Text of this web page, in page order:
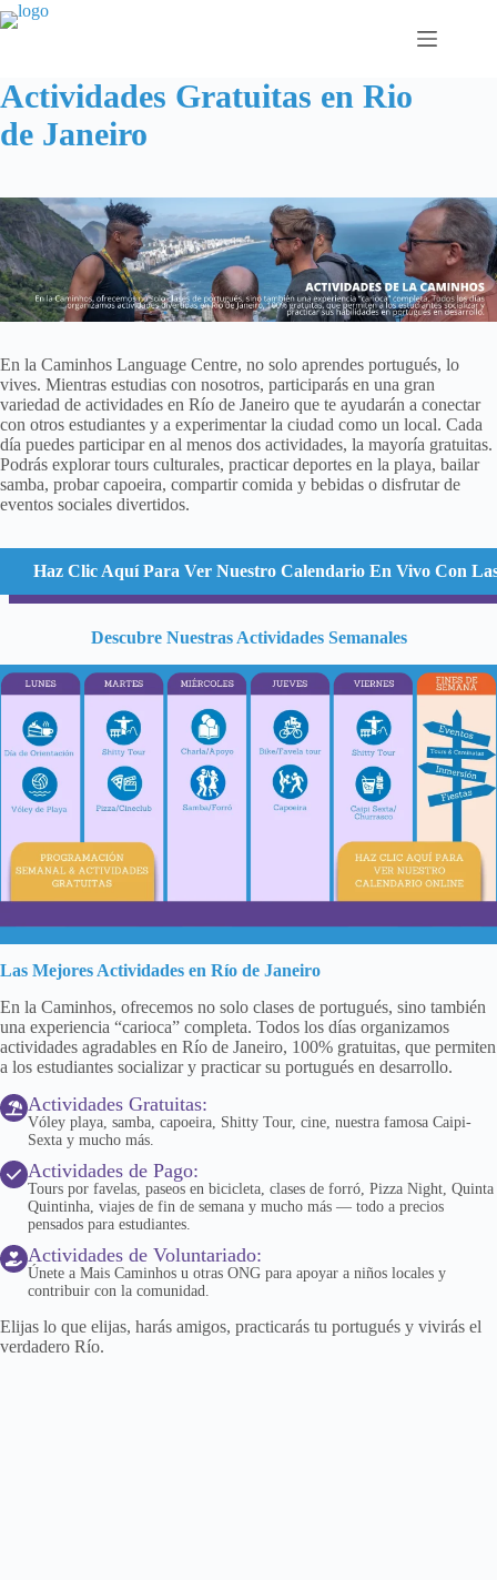
Saltar
al
Actividades Gratuitas en Rio
de Janeiro
En la Caminhos Language Centre, no solo aprendes portugués, lo
vives. Mientras estudias con nosotros, participarás en una gran
variedad de actividades en Río de Janeiro que te ayudarán a conectar
con otros estudiantes y a experimentar la ciudad como un local. Cada
día puedes participar en al menos dos actividades, la mayoría gratuitas.
Podrás explorar tours culturales, practicar deportes en la playa, bailar
samba, probar capoeira, compartir comida y bebidas o disfrutar de
eventos sociales divertidos.
Haz Clic Aquí Para Ver Nuestro Calendario En Vivo Con
Descubre Nuestras Actividades Semanales
Las Mejores Actividades en Río de Janeiro
En la Caminhos, ofrecemos no solo clases de portugués, sino también
una experiencia “carioca” completa. Todos los días organizamos
actividades agradables en Río de Janeiro, 100% gratuitas, que permiten
a los estudiantes socializar y practicar su portugués en desarrollo.
Actividades Gratuitas:
Vóley playa, samba, capoeira, Shitty Tour, cine, nuestra famosa Caipi-
Sexta y mucho más.
Actividades de Pago:
Tours por favelas, paseos en bicicleta, clases de forró, Pizza Night, Quinta
Quintinha, viajes de fin de semana y mucho más — todo a precios
pensados para estudiantes.
Actividades de Voluntariado:
Únete a Mais Caminhos u otras ONG para apoyar a niños locales y
contribuir con la comunidad.
Elijas lo que elijas, harás amigos, practicarás tu portugués y vivirás el
verdadero Río.